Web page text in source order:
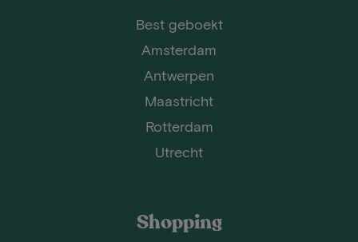
Best geboekt
Amsterdam
Antwerpen
Maastricht
Rotterdam
Utrecht
Shopping